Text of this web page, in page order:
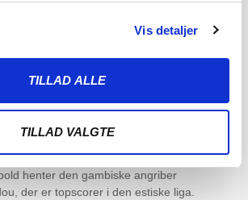
Vis detaljer
TILLAD ALLE
TILLAD VALGTE
FODBOLD HENTER
I ESTLAND
henter den gambiske angriber
der er topscorer i den estiske liga.